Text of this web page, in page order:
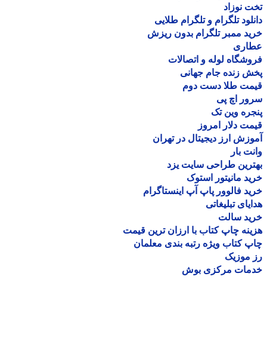
نوزاد
تلگرام و تلگرام طلایی
ممبر تلگرام بدون ریزش
لوله و اتصالات
زنده جام جهانی
طلا دست دوم
اچ پی
وین تک
دلار امروز
ارز دیجیتال در تهران
بار
طراحی سایت یزد
مانیتور استوک
فالوور پاپ آپ اینستاگرام
تبلیغاتی
سالت
چاپ کتاب با ارزان ترین قیمت
کتاب ویژه رتبه بندی معلمان
موزیک
مرکزی بوش